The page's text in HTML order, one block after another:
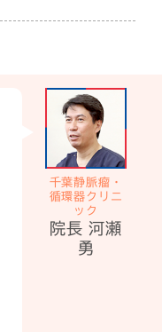
千葉静脈瘤・
循環器クリニ
ック
院長 河瀬
勇